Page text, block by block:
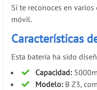
Si te reconoces en
móvil.
Características
Esta batería ha sido
Capacidad:
Modelo: B Z3,